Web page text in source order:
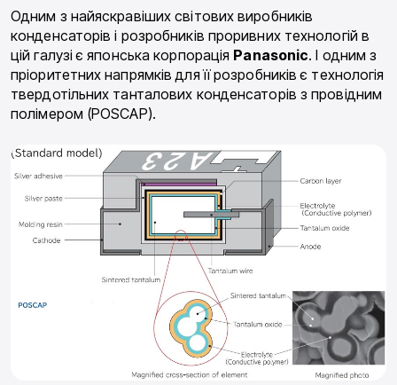
Одним з найяскравіших світових виробників
конденсаторів і розробників проривних технологій в
цій галузі є японська корпорація Panasonic. І одним з
пріоритетних напрямків для її розробників є технологія
твердотільних танталових конденсаторів з провідним
полімером (POSCAP).